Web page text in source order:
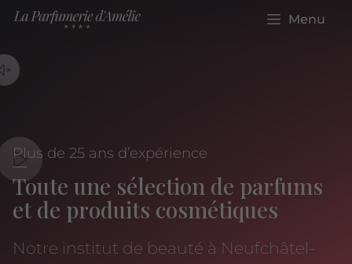
Menu
Plus de 25 ans d’expérience
Toute une sélection de parfums
et de produits cosmétiques
Notre institut de beauté à Neufchâtel-